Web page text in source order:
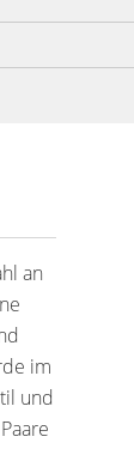
an
im
und